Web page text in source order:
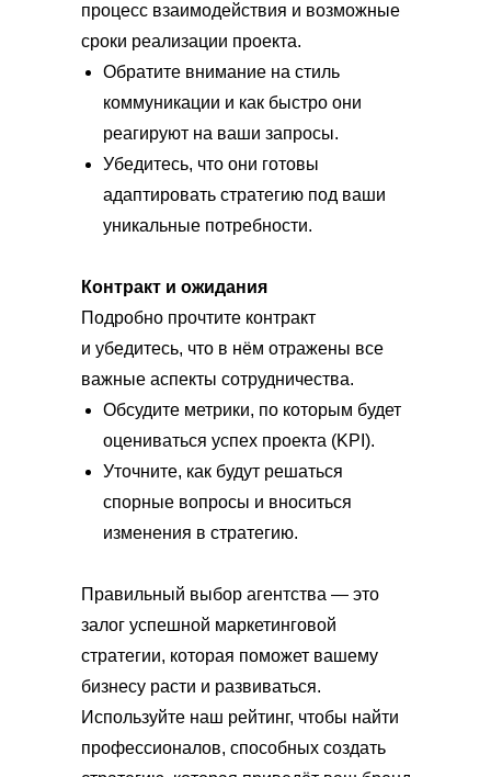
процесс взаимодействия и возможные
сроки реализации проекта.
Обратите внимание на стиль
коммуникации и как быстро они
реагируют на ваши запросы.
Убедитесь, что они готовы
адаптировать стратегию под ваши
уникальные потребности.
Контракт и ожидания
Подробно прочтите контракт
и убедитесь, что в нём отражены все
важные аспекты сотрудничества.
Обсудите метрики, по которым будет
оцениваться успех проекта (KPI).
Уточните, как будут решаться
спорные вопросы и вноситься
изменения в стратегию.
Правильный выбор агентства — это
залог успешной маркетинговой
стратегии, которая поможет вашему
бизнесу расти и развиваться.
Используйте наш рейтинг, чтобы найти
профессионалов, способных создать